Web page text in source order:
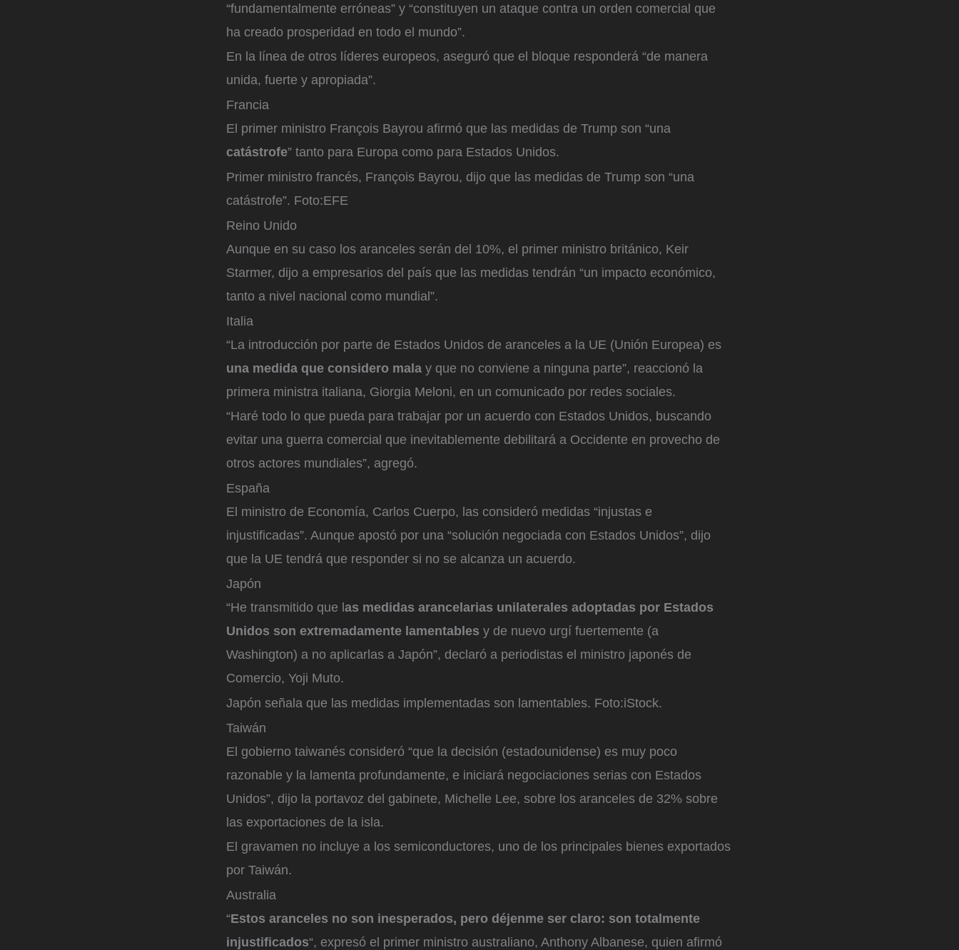
“fundamentalmente erróneas” y “constituyen un ataque contra un orden comercial que
ha creado prosperidad en todo el mundo”.
En la línea de otros líderes europeos, aseguró que el bloque responderá “de manera
unida, fuerte y apropiada”.
Francia
El primer ministro François Bayrou afirmó que las medidas de Trump son “una
catástrofe” tanto para Europa como para Estados Unidos.
Primer ministro francés, François Bayrou, dijo que las medidas de Trump son “una
catástrofe”. Foto:EFE
Reino Unido
Aunque en su caso los aranceles serán del 10%, el primer ministro británico, Keir
Starmer, dijo a empresarios del país que las medidas tendrán “un impacto económico,
tanto a nivel nacional como mundial”.
Italia
“La introducción por parte de Estados Unidos de aranceles a la UE (Unión Europea) es
una medida que considero mala y que no conviene a ninguna parte”, reaccionó la
primera ministra italiana, Giorgia Meloni, en un comunicado por redes sociales.
“Haré todo lo que pueda para trabajar por un acuerdo con Estados Unidos, buscando
evitar una guerra comercial que inevitablemente debilitará a Occidente en provecho de
otros actores mundiales”, agregó.
España
El ministro de Economía, Carlos Cuerpo, las consideró medidas “injustas e
injustificadas”. Aunque apostó por una “solución negociada con Estados Unidos”, dijo
que la UE tendrá que responder si no se alcanza un acuerdo.
Japón
“He transmitido que las medidas arancelarias unilaterales adoptadas por Estados
Unidos son extremadamente lamentables y de nuevo urgí fuertemente (a
Washington) a no aplicarlas a Japón”, declaró a periodistas el ministro japonés de
Comercio, Yoji Muto.
Japón señala que las medidas implementadas son lamentables. Foto:iStock.
Taiwán
El gobierno taiwanés consideró “que la decisión (estadounidense) es muy poco
razonable y la lamenta profundamente, e iniciará negociaciones serias con Estados
Unidos”, dijo la portavoz del gabinete, Michelle Lee, sobre los aranceles de 32% sobre
las exportaciones de la isla.
El gravamen no incluye a los semiconductores, uno de los principales bienes exportados
por Taiwán.
Australia
“Estos aranceles no son inesperados, pero déjenme ser claro: son totalmente
injustificados“, expresó el primer ministro australiano, Anthony Albanese, quien afirmó